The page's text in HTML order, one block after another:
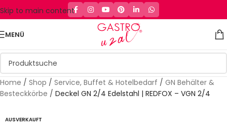
Skip to main content
MENÜ
Home / Shop / Service, Buffet & Hotelbedarf / GN Behälter &
Besteckkörbe / Deckel GN 2/4 Edelstahl | REDFOX – VGN 2/4
AUSVERKAUFT